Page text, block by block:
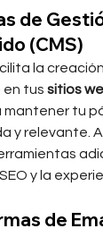
de
(CMS)
la
tus sitios
mantener tu
y relevante.
y la
de